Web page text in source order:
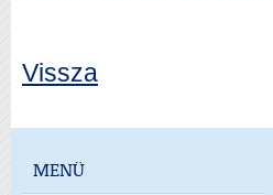
Vissza
MENÜ